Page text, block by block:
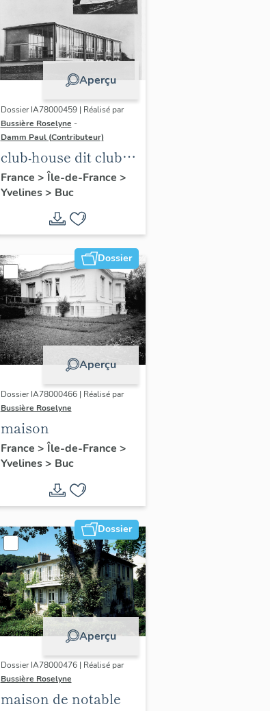
Aperçu
Dossier IA78000459 | Réalisé par
Bussière Roselyne -
Damm Paul (Contributeur)
club-house dit club
Roland Garros
France > Île-de-France >
Yvelines> Buc
Dossier
Aperçu
Dossier IA78000466 | Réalisé par
Bussière Roselyne
maison
France > Île-de-France >
Yvelines> Buc
Dossier
Aperçu
Dossier IA78000476 | Réalisé par
Bussière Roselyne
maison de notable